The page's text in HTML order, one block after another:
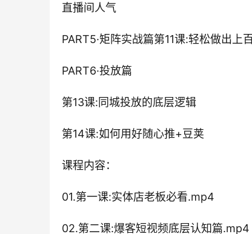
直播间人气
PART5·矩阵实战篇第11课:轻松做出
PART6·投放篇
第13课:同城投放的底层逻辑
第14课:如何用好随心推+豆荚
课程内容：
01.第一课:实体店老板必看.mp4
02.第二课:爆客短视频底层认知篇.mp4